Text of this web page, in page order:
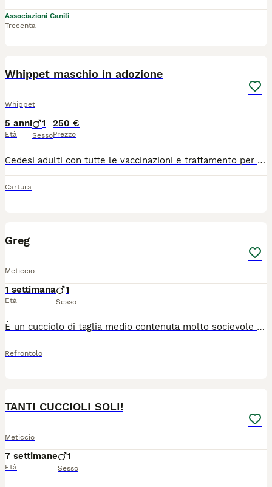
Associazioni Canili
Trecenta
Whippet maschio in adozione
Whippet
5 anni
Età
1
Sesso
250 €
Prezzo
Cedesi adulti con tutte le vaccinazioni e trattamento per pulci e zecche, sverminazioni, passaggio anagrafe canina per tutte le info gradita mail o contatto telefonico. Si cede con piccolo rimborso spese. Certificato di buona salute
Cartura
Greg
Meticcio
1 settimana
Età
1
Sesso
È un cucciolo di taglia medio contenuta molto socievole con gli altri cani ed affettuoso con le persone, ma avrà bisogno di educazione e socialità e tempo a disposizione da dedicare a lui. Si trova in provincia di Salerno, ma può raggiungere anche il centro qNord. Se interessati lasciate un messaggio di presentazione con età tipologia di abitazione tempo dedicare i cani specificando se il cane sta dentro oppure fuori.
Refrontolo
TANTI CUCCIOLI SOLI!
Meticcio
7 settimane
Età
1
Sesso